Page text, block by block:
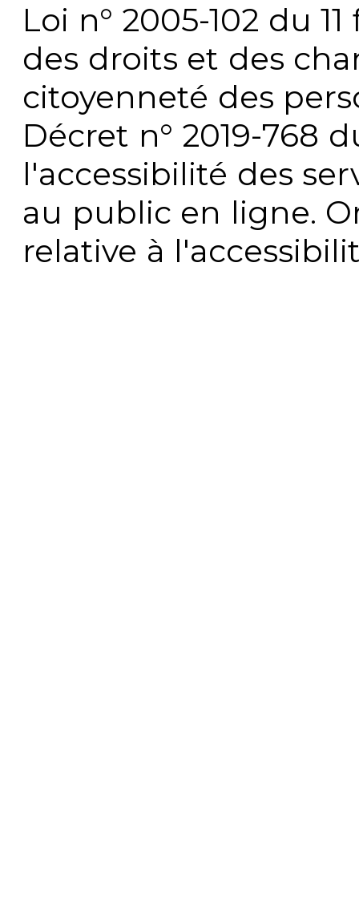
Loi n° 2005-102 du
des droits et des
citoyenneté des
Décret n° 2019-768
l'accessibilité des
au public en ligne.
relative à